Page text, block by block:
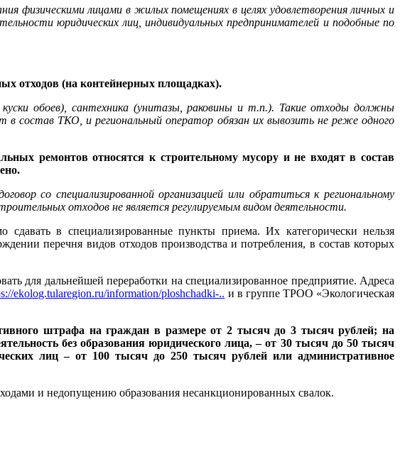
физическими лицами в жилых помещениях в целях удовлетворения личных и
юридических лиц, индивидуальных предпринимателей и подобные по
отходов (на контейнерных площадках).
обоев), сантехника (унитазы, раковины и т.п.). Такие отходы должны
в состав ТКО, и региональный оператор обязан их вывозить не реже одного
ремонтов относятся к строительному мусору и не входят в состав
со специализированной организацией или обратиться к региональному
отходов не является регулируемым видом деятельности.
в специализированные пункты приема. Их категорически нельзя
перечня видов отходов производства и потребления, в состав которых
для дальнейшей переработки на специализированное предприятие. Адреса
ekolog.tularegion.ru/information/ploshchadki-.. и в группе ТРОО «Экологическая
штрафа на граждан в размере от 2 тысяч до 3 тысяч рублей; на
без образования юридического лица, – от 30 тысяч до 50 тысяч
лиц – от 100 тысяч до 250 тысяч рублей или административное
и недопущению образования несанкционированных свалок.